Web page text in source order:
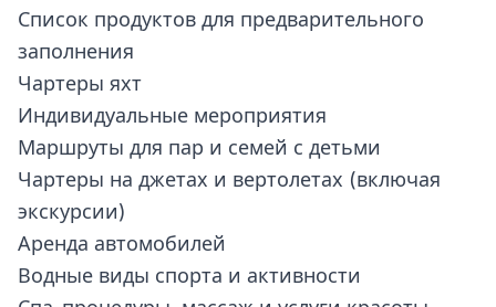
Список продуктов для предварительного
заполнения
Чартеры яхт
Индивидуальные мероприятия
Маршруты для пар и семей с детьми
Чартеры на джетах и вертолетах (включая
экскурсии)
Аренда автомобилей
Водные виды спорта и активности